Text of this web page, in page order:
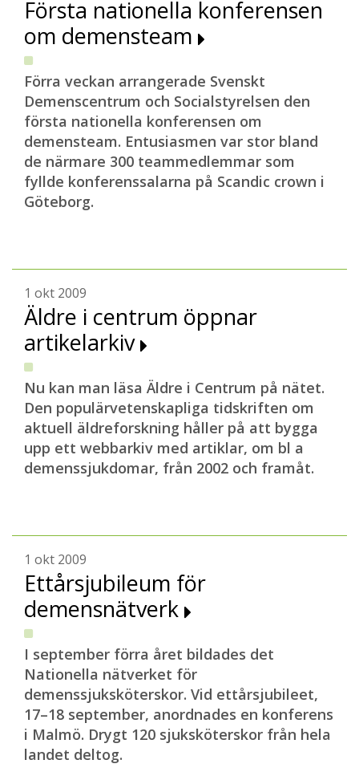
Första nationella konferensen
om demensteam
Förra veckan arrangerade Svenskt
Demenscentrum och Socialstyrelsen den
första nationella konferensen om
demensteam. Entusiasmen var stor bland
de närmare 300 teammedlemmar som
fyllde konferenssalarna på Scandic crown i
Göteborg.
1 okt 2009
Äldre i centrum öppnar
artikelarkiv
Nu kan man läsa Äldre i Centrum på nätet.
Den populärvetenskapliga tidskriften om
aktuell äldreforskning håller på att bygga
upp ett webbarkiv med artiklar, om bl a
demenssjukdomar, från 2002 och framåt.
1 okt 2009
Ettårsjubileum för
demensnätverk
I september förra året bildades det
Nationella nätverket för
demenssjuksköterskor. Vid ettårsjubileet,
17–18 september, anordnades en konferens
i Malmö. Drygt 120 sjuksköterskor från hela
landet deltog.